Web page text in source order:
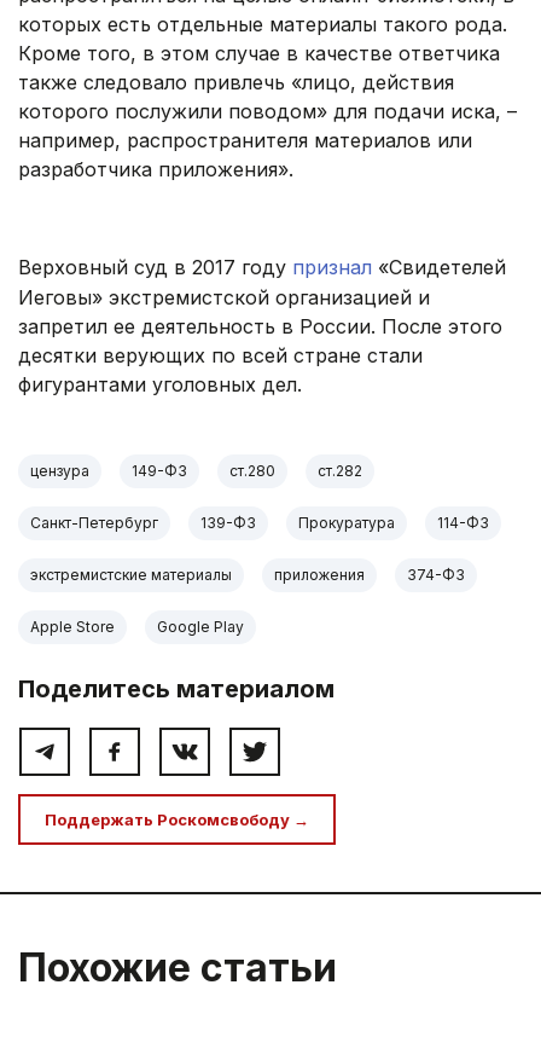
которых есть отдельные материалы такого рода.
Кроме того, в этом случае в качестве ответчика
также следовало привлечь «лицо, действия
которого послужили поводом» для подачи иска, –
например, распространителя материалов или
разработчика приложения».
Верховный суд в 2017 году признал «Свидетелей
Иеговы» экстремистской организацией и
запретил ее деятельность в России. После этого
десятки верующих по всей стране стали
фигурантами уголовных дел.
цензура 149-ФЗ ст.280 ст.282
Санкт-Петербург 139-ФЗ Прокуратура 114-ФЗ
экстремистские материалы приложения 374-ФЗ
Apple Store Google Play
Поделитесь материалом
Поддержать Роскомсвободу →
Похожие статьи